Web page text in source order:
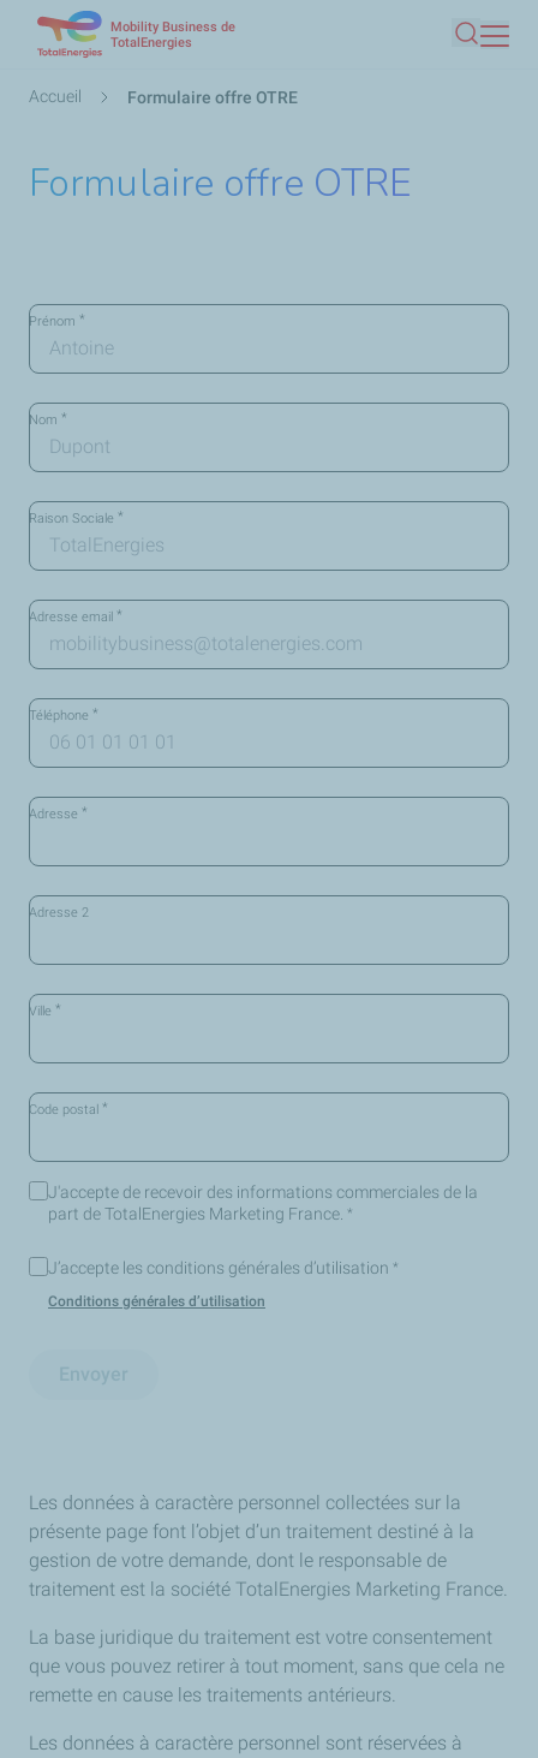
contenu
Mobility Business de
TotalEnergies
Fil
Accueil Formulaire offre OTRE
Formulaire offre OTRE
Prénom *
Informations
contact
*
Nom *
Raison Sociale *
Adresse email *
Téléphone *
Adresse *
Adresse 2
Ville *
Code postal *
J'accepte de recevoir des informations commerciales de la
part de TotalEnergies Marketing France. *
J’accepte les conditions générales d’utilisation *
Conditions générales d’utilisation
Envoyer
Les données à caractère personnel collectées sur la
présente page font l’objet d’un traitement destiné à la
gestion de votre demande, dont le responsable de
traitement est la société TotalEnergies Marketing France.
La base juridique du traitement est votre consentement
que vous pouvez retirer à tout moment, sans que cela ne
remette en cause les traitements antérieurs.
Les données à caractère personnel sont réservées à